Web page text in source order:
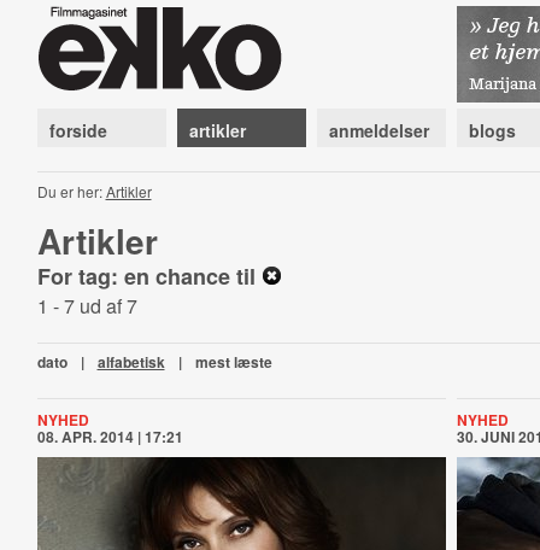
forside artikler anmeldelser blogs
Du er her:Artikler
Artikler
For tag: en chance til
1 - 7 ud af 7
dato | alfabetisk | mest læste
NYHED
08. APR. 2014 | 17:21
NYHED
30. JUNI